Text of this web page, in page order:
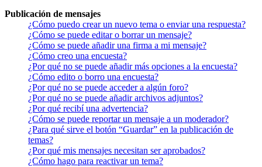
Publicación de mensajes
¿Cómo puedo crear un nuevo tema o enviar una respuesta?
¿Cómo se puede editar o borrar un mensaje?
¿Cómo se puede añadir una firma a mi mensaje?
¿Cómo creo una encuesta?
¿Por qué no se puede añadir más opciones a la encuesta?
¿Cómo edito o borro una encuesta?
¿Por qué no se puede acceder a algún foro?
¿Por qué no se puede añadir archivos adjuntos?
¿Por qué recibí una advertencia?
¿Cómo se puede reportar un mensaje a un moderador?
¿Para qué sirve el botón “Guardar” en la publicación de
temas?
¿Por qué mis mensajes necesitan ser aprobados?
¿Cómo hago para reactivar un tema?